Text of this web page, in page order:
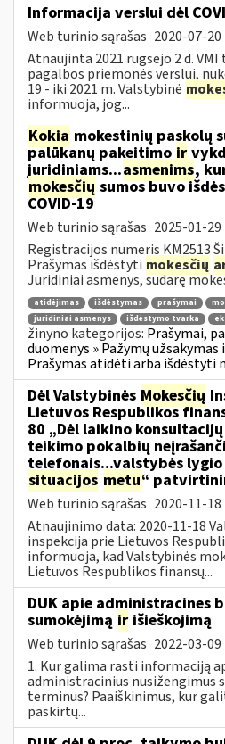
Informacija verslui dėl
Web turinio sąrašas 2020-07-20
Atnaujinta 2021 rugsėjo 2 d.
pagalbos priemonės verslui,
19 - iki 2021 m. Valstybinė
informuoja, jog...
Kokia mokestinių paskolų
palūkanų pakeitimo ir
juridiniams...asmenims,
mokesčių sumos buvo
COVID-19
Web turinio sąrašas 2025-01-29
Registracijos numeris KM2513
Prašymas išdėstyti mokesčių
Juridiniai asmenys, sudarę
atidėjimas išdėstymas prašymai
juridiniai asmenys
išdėstymo tvarka
žinyno kategorijos: Prašymai,
duomenys » Pažymų
Prašymas atidėti arba išdėstyti
Dėl Valstybinės Mokesčių
Lietuvos Respublikos
80 „Dėl laikino konsultacijų
teikimo pokalbių
telefonais...valstybės
situacijos metu“
Web turinio sąrašas 2020-11-18
Atnaujinimo data: 2020-11-18
inspekcija prie Lietuvos
informuoja, kad Valstybinės
Lietuvos Respublikos finansų...
DUK apie administracines
sumokėjimą ir išieškojimą
Web turinio sąrašas 2022-03-09
1. Kur galima rasti informaciją
administracinius nusižengimus
terminus? Paaiškinimus, kur
paskirtų...